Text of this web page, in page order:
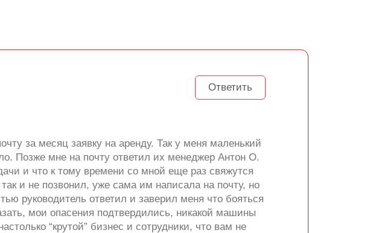
Ответить
за месяц заявку на аренду. Так у меня маленький
Позже мне на почту ответил их менеджер Антон О.
и что к тому времени со мной еще раз свяжутся
и не позвонил, уже сама им написала на почту, но
руководитель ответил и заверил меня что бояться
мои опасения подтвердились, никакой машины
“крутой” бизнес и сотрудники, что вам не